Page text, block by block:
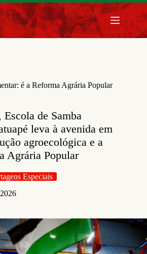
é a Reforma Agrária Popular
Escola de Samba
leva à avenida em
agroecológica e a
Agrária Popular
Especiais